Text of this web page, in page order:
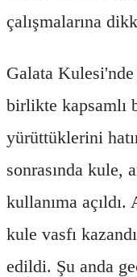
çalışmalarına
Galata Kulesi'nde
birlikte kapsamlı
yürüttüklerini
sonrasında kule,
kullanıma
kule vasfı
edildi. Şu anda